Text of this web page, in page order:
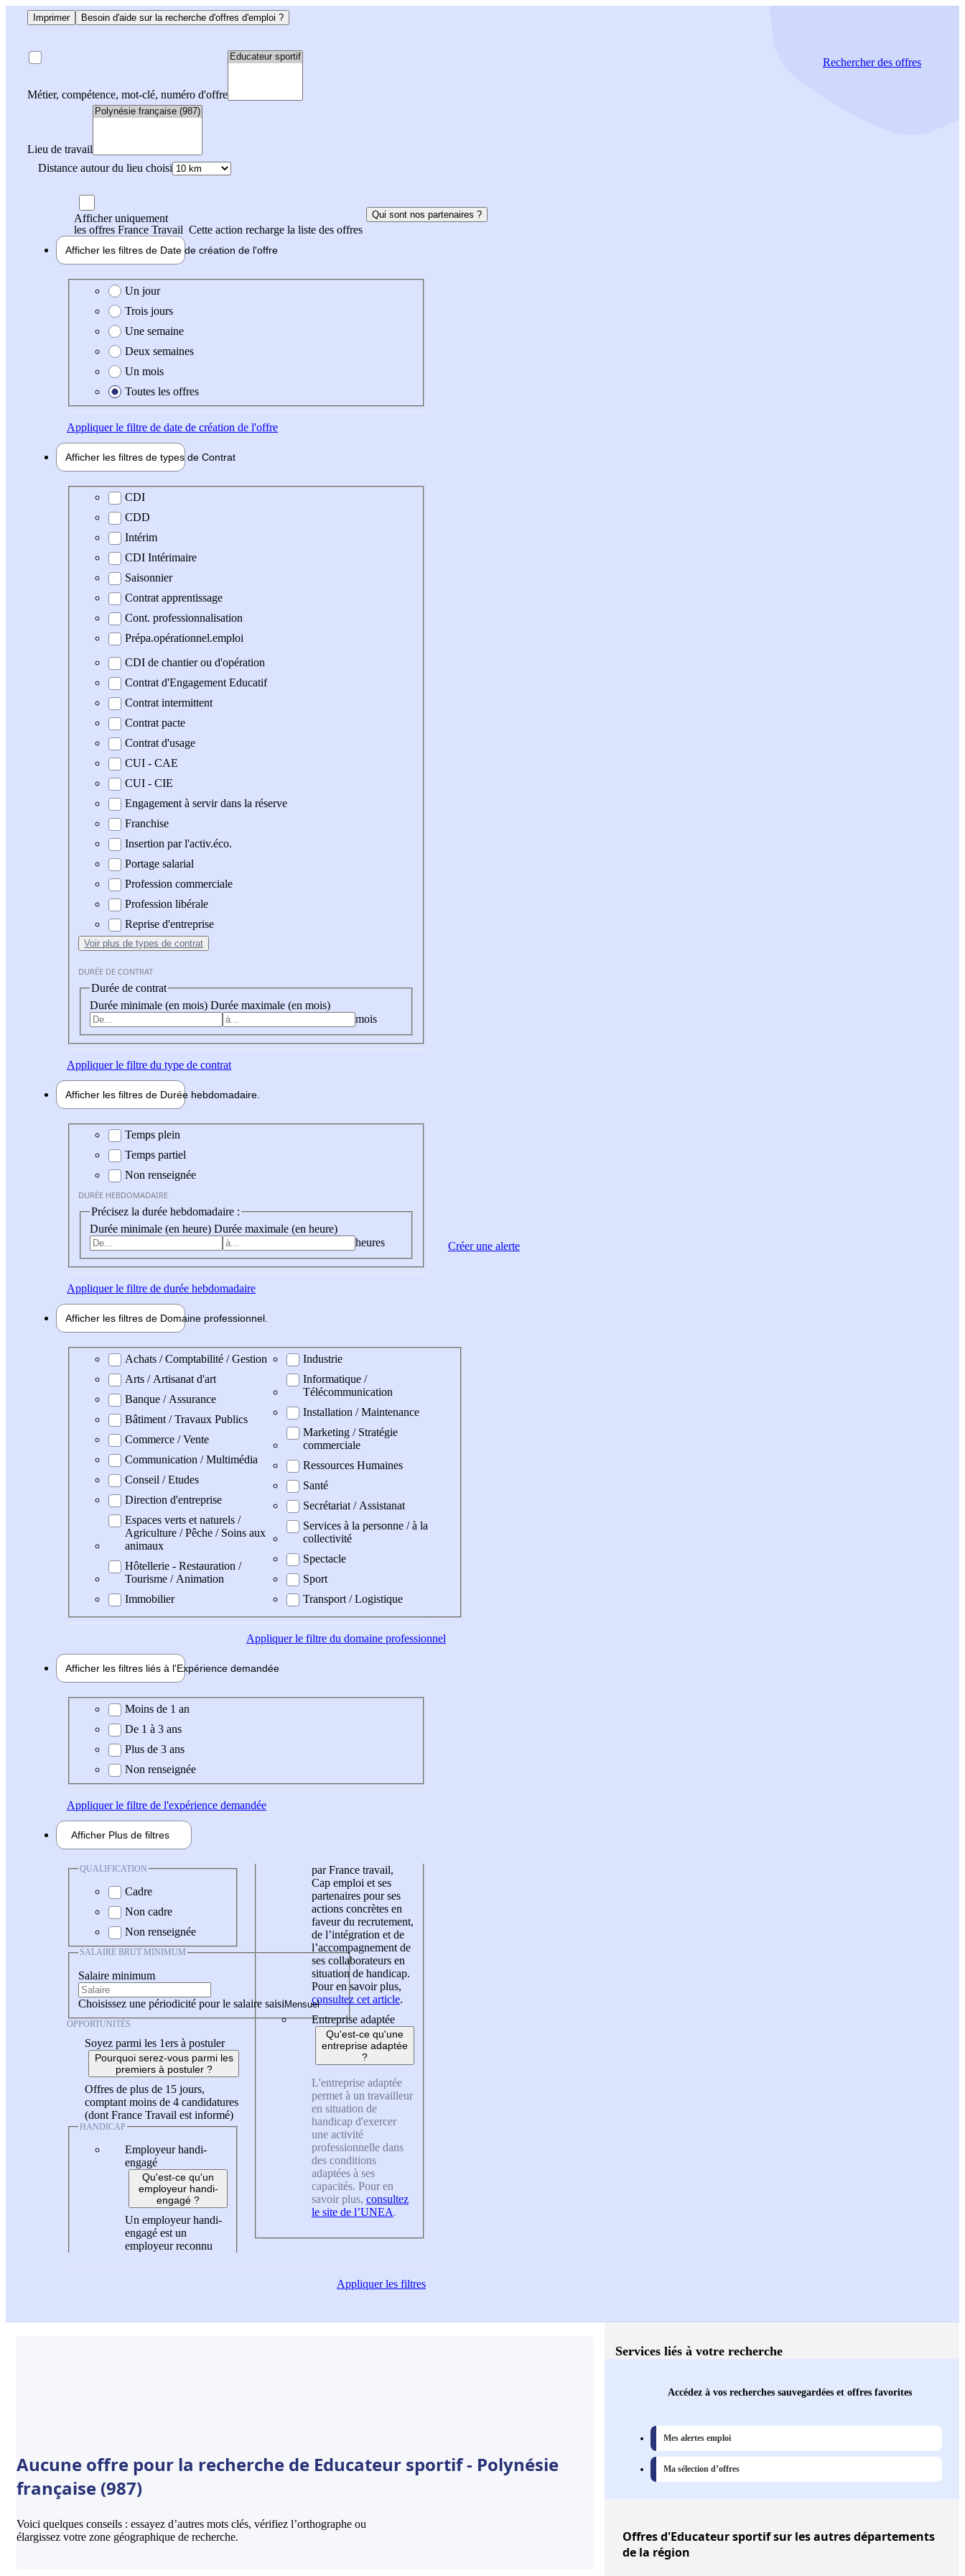
Imprimer Besoin d'aide sur la recherche d'offres d'emploi ?
Métier, compétence, mot-clé, numéro d'offre
Lieu de travail
Distance autour du lieu choisi
Rechercherdes offres
Afficher uniquement
les offres France Travail Cette action recharge la liste des offres
Qui sont nos partenaires ?
Afficher les filtres de Date de création de l'offre
Date de création de l'offre
Un jour
Trois jours
Une semaine
Deux semaines
Un mois
Toutes les offres
Appliquerle filtre de date de création de l'offre
Afficher les filtres de types de Contrat
Type de contrat
CDI
CDD
Intérim
CDI Intérimaire
Saisonnier
Contrat apprentissage
Cont. professionnalisation
Prépa.opérationnel.emploi
CDI de chantier ou d'opération
Contrat d'Engagement Educatif
Contrat intermittent
Contrat pacte
Contrat d'usage
CUI - CAE
CUI - CIE
Engagement à servir dans la réserve
Franchise
Insertion par l'activ.éco.
Portage salarial
Profession commerciale
Profession libérale
Reprise d'entreprise
Voir plus de types de contrat
DURÉE DE CONTRAT
Durée de contrat
Durée minimale (en mois) Durée maximale (en mois)
mois
Appliquerle filtre du type de contrat
Afficher les filtres de Durée hebdomadaire
Durée hebdomadaire
Temps plein
Temps partiel
Non renseignée
DURÉE HEBDOMADAIRE
Précisez la durée hebdomadaire :
Durée minimale (en heure) Durée maximale (en heure)
heures
Appliquerle filtre de durée hebdomadaire
Afficher les filtres de Domaine professionnel
Domaine professionel
Achats / Comptabilité / Gestion
Arts / Artisanat d'art
Banque / Assurance
Bâtiment / Travaux Publics
Commerce / Vente
Communication / Multimédia
Conseil / Etudes
Direction d'entreprise
Espaces verts et naturels /
Agriculture / Pêche / Soins aux
animaux
Hôtellerie - Restauration /
Tourisme / Animation
Immobilier
Industrie
Informatique /
Télécommunication
Installation / Maintenance
Marketing / Stratégie
commerciale
Ressources Humaines
Santé
Secrétariat / Assistanat
Services à la personne / à la
collectivité
Spectacle
Sport
Transport / Logistique
Appliquerle filtre du domaine professionnel
Afficher les filtres liés à l'Expérience demandée
Expérience demandée
Moins de 1 an
De 1 à 3 ans
Plus de 3 ans
Non renseignée
Appliquerle filtre de l'expérience demandée
Afficher Plus de filtres
QUALIFICATION
Cadre
Non cadre
Non renseignée
SALAIRE BRUT MINIMUM
Salaire minimum
Choisissez une périodicité pour le salaire saisi
OPPORTUNITÉS
Soyez parmi les 1ers à postuler
Pourquoi serez-vous parmi les
premiers à postuler ?
Offres de plus de 15 jours,
comptant moins de 4 candidatures
(dont France Travail est informé)
HANDICAP
Employeur handi-
engagé
Qu'est-ce qu'un
employeur handi-
engagé ?
Un employeur handi-
engagé est un
employeur reconnu
par France travail,
Cap emploi et ses
partenaires pour ses
actions concrètes en
faveur du recrutement,
de l’intégration et de
l’accompagnement de
ses collaborateurs en
situation de handicap.
Pour en savoir plus,
consultez cet article.
Entreprise adaptée
Qu'est-ce qu'une
entreprise adaptée
?
L'entreprise adaptée
permet à un travailleur
en situation de
handicap d'exercer
une activité
professionnelle dans
des conditions
adaptées à ses
capacités. Pour en
savoir plus, consultez
le site de l’UNEA.
Appliquerles filtres
Créer une alerte
Aucune offre pour la recherche de Educateur sportif - Polynésie
française (987)
Voici quelques conseils : essayez d’autres mots clés, vérifiez l’orthographe ou
élargissez votre zone géographique de recherche.
Services liés à votre recherche
Accédez à vos recherches sauvegardées et offres favorites
Mes alertes emploi
Ma sélection d’offres
Offresd'Educateur sportif sur les autres départements
de la région